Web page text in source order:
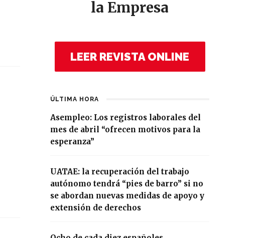
la Empresa
LEER REVISTA ONLINE
ÚLTIMA HORA
Asempleo: Los registros laborales del
mes de abril “ofrecen motivos para la
esperanza”
UATAE: la recuperación del trabajo
autónomo tendrá “pies de barro” si no
se abordan nuevas medidas de apoyo y
extensión de derechos